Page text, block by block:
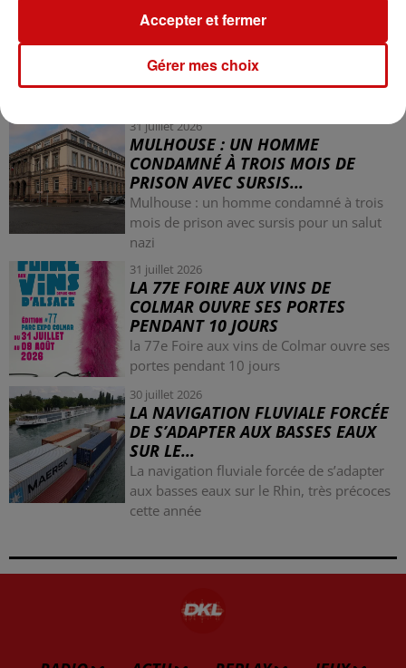
LES AUTRES ACTUALITÉS
31 juillet 2026
MULHOUSE : UN HOMME
CONDAMNÉ À TROIS MOIS DE
PRISON AVEC SURSIS...
Mulhouse : un homme condamné à trois
mois de prison avec sursis pour un salut
nazi
31 juillet 2026
LA 77E FOIRE AUX VINS DE
COLMAR OUVRE SES PORTES
PENDANT 10 JOURS
la 77e Foire aux vins de Colmar ouvre ses
portes pendant 10 jours
30 juillet 2026
LA NAVIGATION FLUVIALE FORCÉE
DE S’ADAPTER AUX BASSES EAUX
SUR LE...
La navigation fluviale forcée de s’adapter
aux basses eaux sur le Rhin, très précoces
cette année
Gérer mes choix
Accepter et fermer